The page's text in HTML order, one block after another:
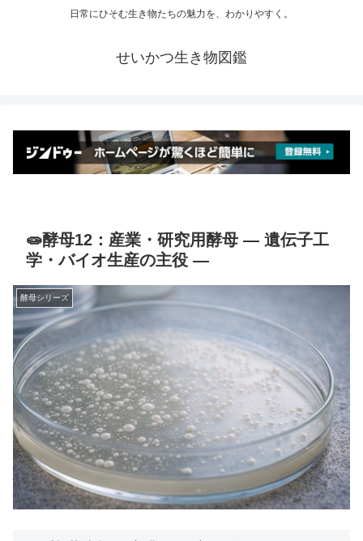
日常にひそむ生き物たちの魅力を、わかりやすく。
せいかつ生き物図鑑
🧫酵母12：産業・研究用酵母 ― 遺伝子工
学・バイオ生産の主役 ―
酵母シリーズ